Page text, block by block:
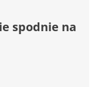
spodnie na